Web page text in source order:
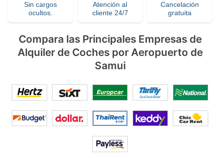
Sin cargos
ocultos.
Atención al
cliente 24/7
Cancelación
gratuita
Compara las Principales Empresas de
Alquiler de Coches por Aeropuerto de
Samui